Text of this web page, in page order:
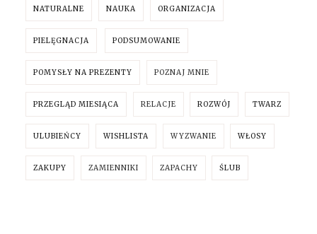
NATURALNE NAUKA ORGANIZACJA
PIELĘGNACJA PODSUMOWANIE
POMYSŁY NA PREZENTY POZNAJ MNIE
PRZEGLĄD MIESIĄCA RELACJE ROZWÓJ TWARZ
ULUBIEŃCY WISHLISTA WYZWANIE WŁOSY
ZAKUPY ZAMIENNIKI ZAPACHY ŚLUB